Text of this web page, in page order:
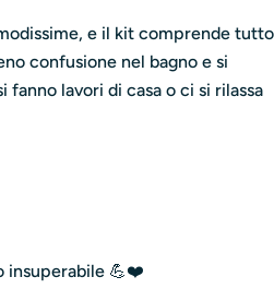
e il kit comprende tutto
confusione nel bagno e si
fanno lavori di casa o ci si rilassa
insuperabile 💪❤️